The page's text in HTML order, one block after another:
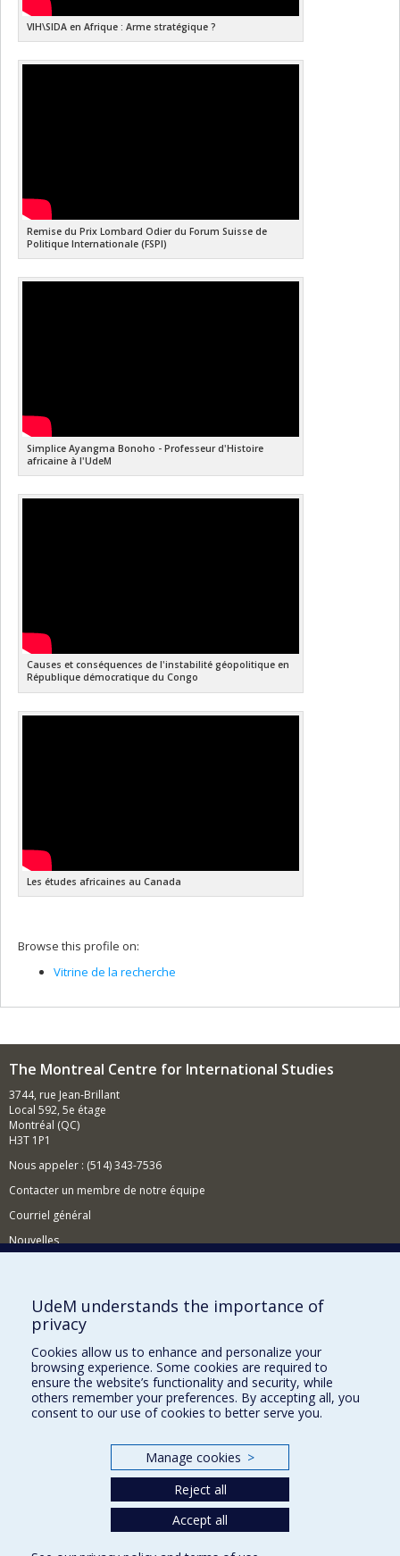
VIH\SIDA en Afrique : Arme stratégique ?
Remise du Prix Lombard Odier du Forum Suisse de
Politique Internationale (FSPI)
Simplice Ayangma Bonoho - Professeur d'Histoire
africaine à l'UdeM
Causes et conséquences de l'instabilité géopolitique en
République démocratique du Congo
Les études africaines au Canada
Browse this profile on:
Vitrine de la recherche
The Montreal Centre for International Studies
3744, rue Jean-Brillant
Local 592, 5e étage
Montréal (QC)
H3T 1P1
Nous appeler : (514) 343-7536
Contacter un membre de notre équipe
Courriel général
Nouvelles
Comment soutenir le CÉRIUM?
BESOIN D'AIDE?
Plan du site
Signaler une erreur
Accessibilité
Nos départements et écoles
UdeM understands the importance of
privacy
Cookies allow us to enhance and personalize your
browsing experience. Some cookies are required to
ensure the website’s functionality and security, while
others remember your preferences. By accepting all, you
consent to our use of cookies to better serve you.
Manage cookies >
Reject all
Accept all